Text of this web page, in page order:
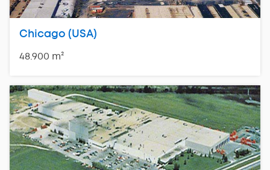
48.900 m²
Chicago (USA)